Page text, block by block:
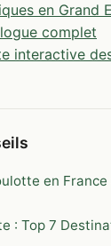
en Grand
complet
interactive
en France
: Top 7